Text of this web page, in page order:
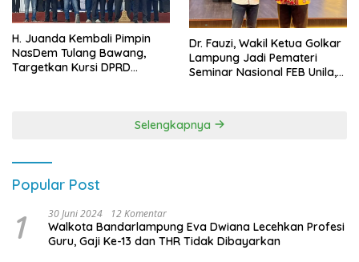
H. Juanda Kembali Pimpin
NasDem Tulang Bawang,
Targetkan Kursi DPRD
Dr. Fauzi, Wakil Ketua Golkar
Lampung Jadi Pemateri
Seminar Nasional FEB Unila,
Selengkapnya
Popular Post
1 30 Juni 2024 12 Komentar
Walkota Bandarlampung Eva Dwiana Lecehkan Profesi
Guru, Gaji Ke-13 dan THR Tidak Dibayarkan